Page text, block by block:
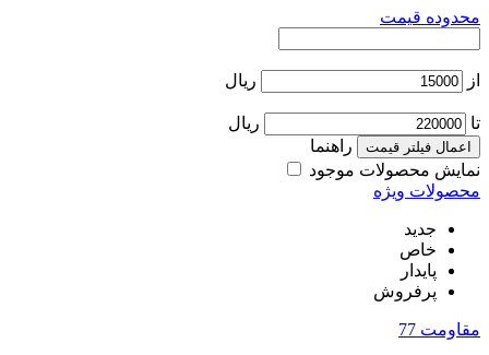
محدوده قیمت
از ریال
تا ریال
اعمال فیلتر قیمت
راهنما
نمایش محصولات موجود
محصولات ویژه
جدید
خاص
پایدار
پرفروش
مقاومت 77